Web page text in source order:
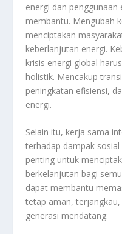
energi dan
membantu. Mengubah
menciptakan
keberlanjutan energi.
krisis energi global
holistik. Mencakup
peningkatan efisiensi,
energi.
Selain itu, kerja sama
terhadap dampak
penting untuk
berkelanjutan bagi
dapat membantu
tetap aman,
generasi mendatang.